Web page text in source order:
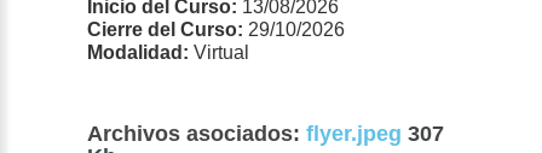
Inicio del Curso: 13/08/2026
Cierre del Curso: 29/10/2026
Modalidad:Virtual
Archivos asociados: flyer.jpeg 307